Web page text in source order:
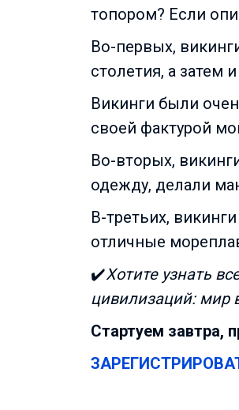
топором? Если
Во-первых,
столетия, а затем
Викинги были
своей фактурой
Во-вторых,
одежду, делали
В-третьих,
отличные
✔️Хотите узнать
цивилизаций: мир
Стартуем завтра,